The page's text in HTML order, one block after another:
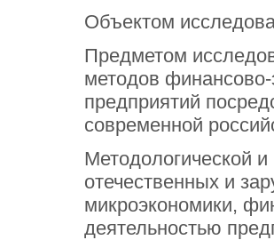
Объектом
Предметом
методов финансово-
предприятий
современной
Методологической
отечественных и
микроэкономики,
деятельностью